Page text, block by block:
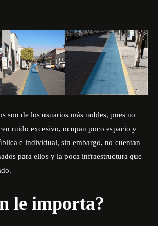
son de los usuarios más nobles, pues no
ruido excesivo, ocupan poco espacio y
e individual, sin embargo, no cuentan
para ellos y la poca infraestructura que
le importa?